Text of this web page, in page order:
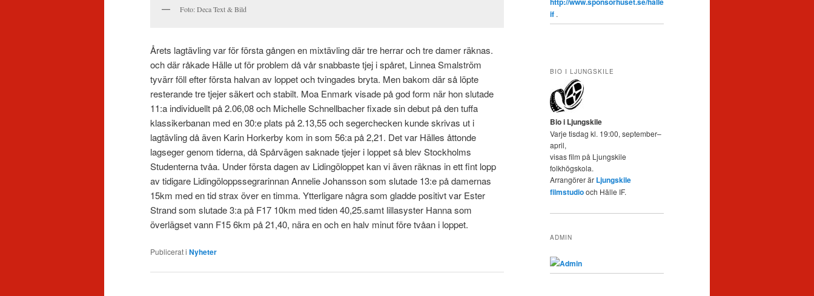
Foto: Deca Text & Bild
Årets lagtävling var för första gången en mixtävling där tre herrar och tre damer räknas.
och där råkade Hälle ut för problem då vår snabbaste tjej i spåret, Linnea Smalström
tyvärr föll efter första halvan av loppet och tvingades bryta. Men bakom där så löpte
resterande tre tjejer säkert och stabilt. Moa Enmark visade på god form när hon slutade
11:a individuellt på 2.06,08 och Michelle Schnellbacher fixade sin debut på den tuffa
klassikerbanan med en 30:e plats på 2.13,55 och segerchecken kunde skrivas ut i
lagtävling då även Karin Horkerby kom in som 56:a på 2,21. Det var Hälles åttonde
lagseger genom tiderna, då Spårvägen saknade tjejer i loppet så blev Stockholms
Studenterna tvåa. Under första dagen av Lidingöloppet kan vi även räknas in ett fint lopp
av tidigare Lidingöloppssegrarinnan Annelie Johansson som slutade 13:e på damernas
15km med en tid strax över en timma. Ytterligare några som gladde positivt var Ester
Strand som slutade 3:a på F17 10km med tiden 40,25.samt lillasyster Hanna som
överlägset vann F15 6km på 21,40, nära en och en halv minut före tvåan i loppet.
Publicerat i Nyheter
if .
BIO I LJUNGSKILE
Bio i Ljungskile
Varje tisdag kl. 19:00, september–
april,
visas film på Ljungskile
folkhögskola.
Arrangörer är Ljungskile
filmstudiooch Hälle IF.
ADMIN
Admin